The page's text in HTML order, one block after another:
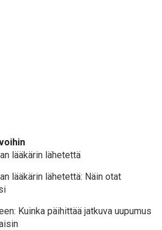
lääkärin lähetettä
lääkärin lähetettä: Näin otat
Kuinka päihittää jatkuva uupumus